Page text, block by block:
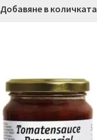
Добавяне в количката